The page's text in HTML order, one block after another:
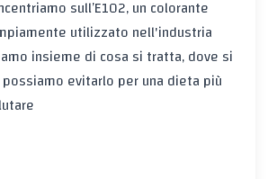
sull’E102, un colorante
utilizzato nell'industria
insieme di cosa si tratta, dove si
evitarlo per una dieta più